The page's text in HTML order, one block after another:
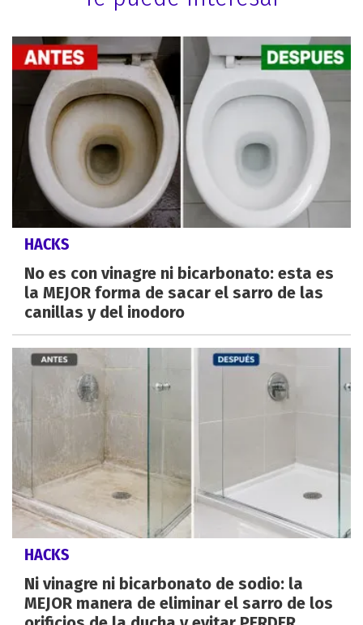
HACKS
No es con vinagre ni bicarbonato: esta es
la MEJOR forma de sacar el sarro de las
canillas y del inodoro
HACKS
Ni vinagre ni bicarbonato de sodio: la
MEJOR manera de eliminar el sarro de los